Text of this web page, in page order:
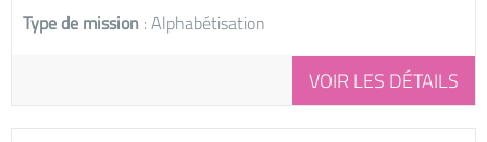
Type de mission : Alphabétisation
VOIR LES DÉTAILS